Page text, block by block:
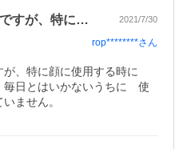
毎日使おうと購入したのですが、特に顔に… 2021/7/30
rop********さん
が、特に顔に使用する時に
日とはいかないうちに　使
ません。